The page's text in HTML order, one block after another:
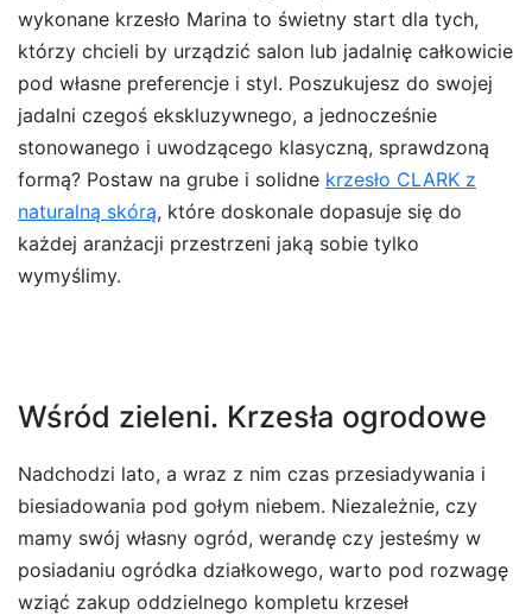
wykonane krzesło Marina to świetny start dla tych,
którzy chcieli by urządzić salon lub jadalnię całkowicie
pod własne preferencje i styl. Poszukujesz do swojej
jadalni czegoś ekskluzywnego, a jednocześnie
stonowanego i uwodzącego klasyczną, sprawdzoną
formą? Postaw na grube i solidne krzesło CLARK z
naturalną skórą, które doskonale dopasuje się do
każdej aranżacji przestrzeni jaką sobie tylko
wymyślimy.
Wśród zieleni. Krzesła ogrodowe
Nadchodzi lato, a wraz z nim czas przesiadywania i
biesiadowania pod gołym niebem. Niezależnie, czy
mamy swój własny ogród, werandę czy jesteśmy w
posiadaniu ogródka działkowego, warto pod rozwagę
wziąć zakup oddzielnego kompletu krzeseł